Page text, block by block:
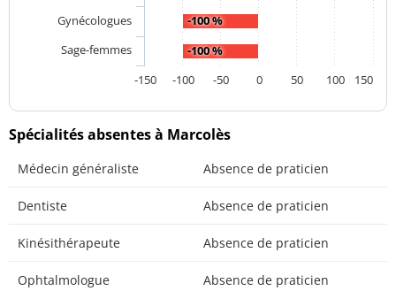
-100 %
-100 %
Gynécologues
Sage-femmes
-150
-100 -50 0 50 100 150
Spécialités absentes à Marcolès
Médecin généraliste Absence de praticien
Dentiste Absence de praticien
Kinésithérapeute Absence de praticien
Ophtalmologue Absence de praticien